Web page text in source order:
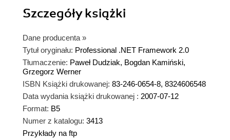
Szczegółyksiążki
Dane producenta »
Tytuł oryginału: Professional .NET Framework 2.0
Tłumaczenie: Paweł Dudziak, Bogdan Kamiński,
Grzegorz Werner
ISBN Książki drukowanej: 83-246-0654-8, 8324606548
Data wydania książki drukowanej : 2007-07-12
Format: B5
Numer z katalogu: 3413
Przykłady na ftp